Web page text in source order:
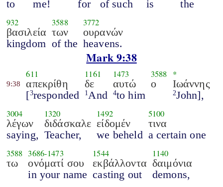
to me! for of such is the
932
βασιλεία
kingdom
3588
των
of the
3772
ουρανών
heavens.
Mark 9:38
9:38
611
απεκρίθη
[3responded
1161
δε
1 And
1473
αυτώ
4to him
3588
ο
*
Ιωάννης
2John],
3004
λέγων
saying,
1320
διδάσκαλε
Teacher,
1492
είδομέν
we beheld
5100
τινα
a certain one
3588
τω
3686-1473
ονόματί σου
in your name
1544
εκβάλλοντα
casting out
1140
δαιμόνια
demons,